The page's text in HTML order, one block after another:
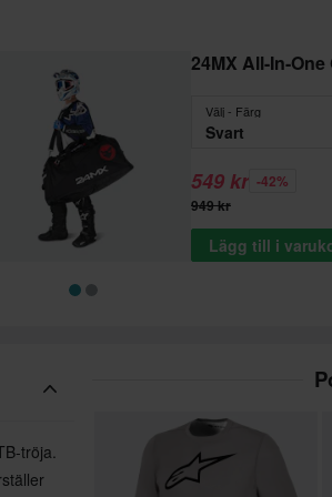
24MX All-In-
Välj - Färg
Svart
549 kr -42%
949 kr
Lägg till i
tröja.